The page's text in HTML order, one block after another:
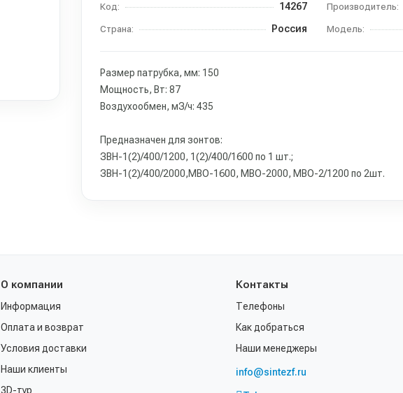
Код: 14267 Производитель:
Страна: Россия Модель:
Размер патрубка, мм: 150
Мощность, Вт: 87
Воздухообмен, мЗ/ч: 435
Предназначен для зонтов:
ЗВН-1(2)/400/1200, 1(2)/400/1600 по 1 шт.;
ЗВН-1(2)/400/2000,МВО-1600, МВО-2000, МВО-2/1200 по 2шт.
О компании
Информация
Оплата и возврат
Условия доставки
Наши клиенты
3D-тур
Контакты
Телефоны
Как добраться
Наши менеджеры
info@sintezf.ru